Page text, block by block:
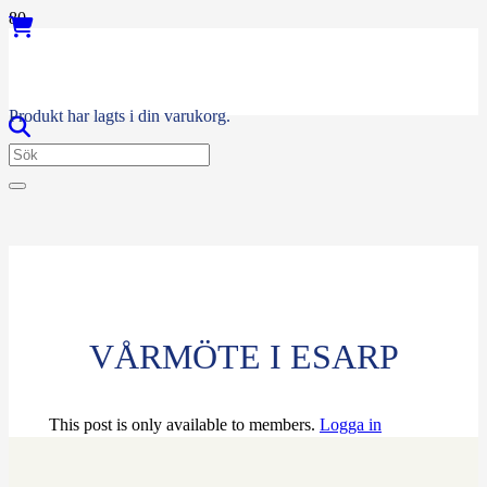
Produkt har lagts i din varukorg.
VÅRMÖTE I ESARP
This post is only available to members. Logga in